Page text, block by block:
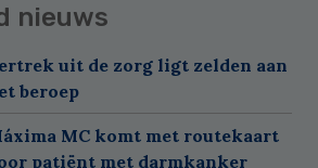
nieuws
uit de zorg ligt zelden aan
beroep
MC komt met routekaart
patiënt met darmkanker